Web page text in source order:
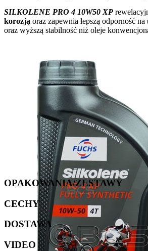
SILKOLENE PRO 4 10W50 XP
korozją oraz zapewnia lepszą odporność na
oraz wyższą stabilność niż oleje
OPAKOWANIA/ZESTAWY
CECHY
DOSTAWA
VIDEO